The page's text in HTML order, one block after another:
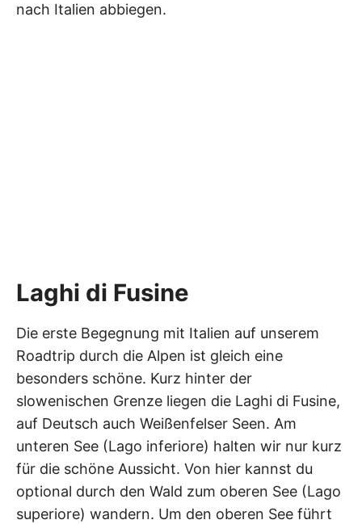
nach Italien abbiegen.
Laghi di Fusine
Die erste Begegnung mit Italien auf unserem
Roadtrip durch die Alpen ist gleich eine
besonders schöne. Kurz hinter der
slowenischen Grenze liegen die Laghi di Fusine,
auf Deutsch auch Weißenfelser Seen. Am
unteren See (Lago inferiore) halten wir nur kurz
für die schöne Aussicht. Von hier kannst du
optional durch den Wald zum oberen See (Lago
superiore) wandern. Um den oberen See führt